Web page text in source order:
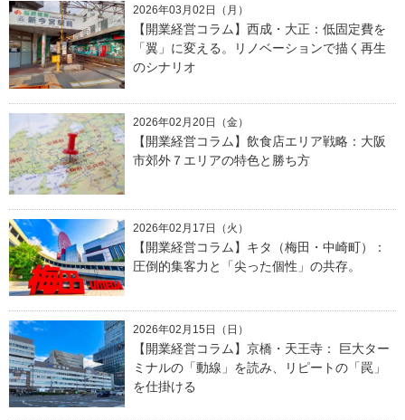
2026年03月02日（月）
【開業経営コラム】西成・大正：低固定費を
「翼」に変える。リノベーションで描く再生
のシナリオ
2026年02月20日（金）
【開業経営コラム】飲食店エリア戦略：大阪
市郊外７エリアの特色と勝ち方
2026年02月17日（火）
【開業経営コラム】キタ（梅田・中崎町）：
圧倒的集客力と「尖った個性」の共存。
2026年02月15日（日）
【開業経営コラム】京橋・天王寺： 巨大ター
ミナルの「動線」を読み、リピートの「罠」
を仕掛ける